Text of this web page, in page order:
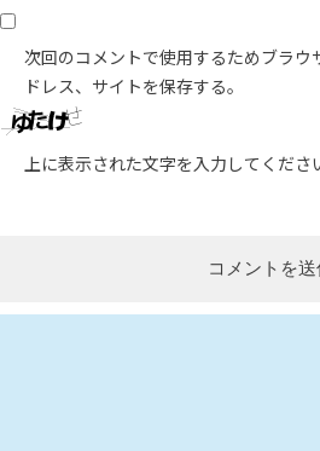
次回のコメントで使用するためブラウ
ドレス、サイトを保存する。
上に表示された文字を入力してくださ